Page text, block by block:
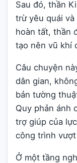
Sau đó, thần
trừ yêu quái
hoàn tất, thần
tạo nên vũ khí
Câu chuyện
dân gian,
bản tường
Quy phản ánh
trợ giúp của
công trình
Ở một tầng